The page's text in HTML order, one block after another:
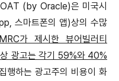
(by Oracle)은 미국시
스마트폰의 앱)상의 수많
가 제시한 뷰어빌러티
광고는 각기 59%와 40%
행하는 광고주의 비용이 화